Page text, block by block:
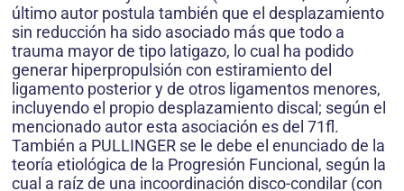
último autor postula también que el desplazamiento
sin reducción ha sido asociado más que todo a
trauma mayor de tipo latigazo, lo cual ha podido
generar hiperpropulsión con estiramiento del
ligamento posterior y de otros ligamentos menores,
incluyendo el propio desplazamiento discal; según el
mencionado autor esta asociación es del 71fl.
También a PULLINGER se le debe el enunciado de la
teoría etiológica de la Progresión Funcional, según la
cual a raíz de una incoordinación disco-condilar (con